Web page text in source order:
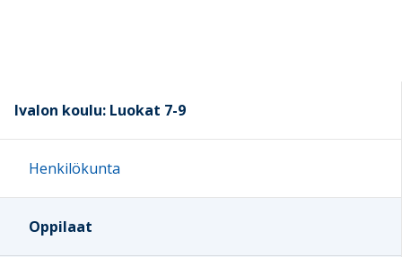
Ivalon koulu: Luokat 7-9
Henkilökunta
Oppilaat